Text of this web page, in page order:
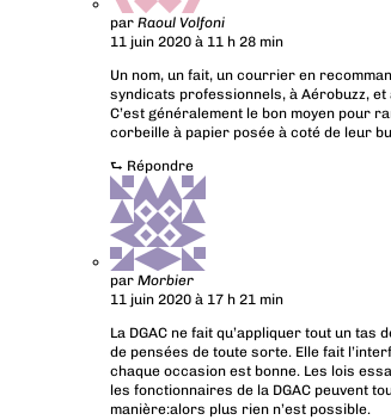
par Raoul Volfoni
11 juin 2020 à 11 h 28 min
Un nom, un fait, un courrier en
syndicats professionnels, à Aérobuzz,
C’est généralement le bon moyen pour
corbeille à papier posée à coté de leur
⮑ Répondre
par Morbier
11 juin 2020 à 17 h 21 min
La DGAC ne fait qu’appliquer tout un
de pensées de toute sorte. Elle fait
chaque occasion est bonne. Les lois
les fonctionnaires de la DGAC peuvent
manière:alors plus rien n’est possible.